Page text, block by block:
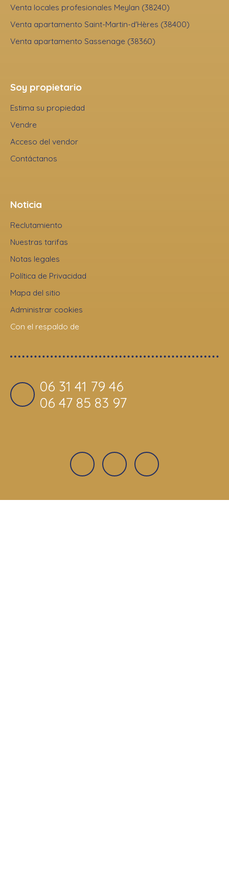
Venta locales profesionales Meylan (38240)
Venta apartamento Saint-Martin-d'Hères (38400)
Venta apartamento Sassenage (38360)
Soy propietario
Estima su propiedad
Vendre
Acceso del vendor
Contáctanos
Noticia
Reclutamiento
Nuestras tarifas
Notas legales
Política de Privacidad
Mapa del sitio
Administrar cookies
Con el respaldo de
06 31 41 79 46
06 47 85 83 97